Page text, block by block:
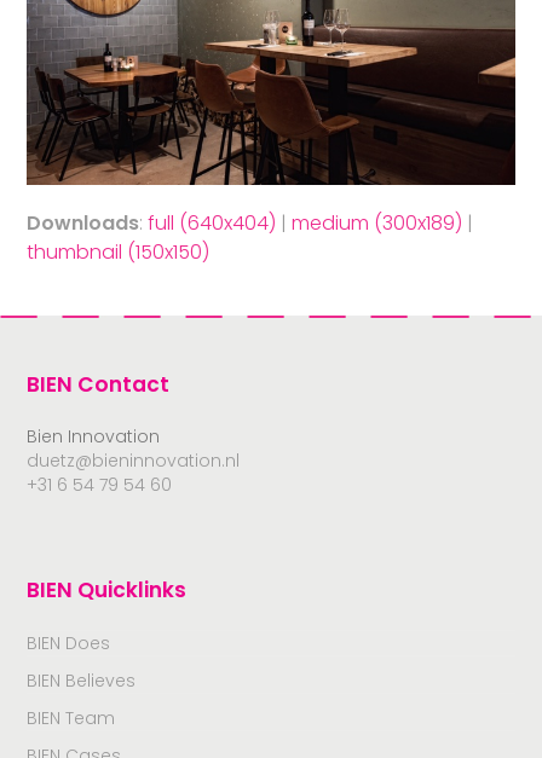
Downloads:full (640x404) |medium (300x189) |
thumbnail (150x150)
BIEN Contact
Bien Innovation
duetz@bieninnovation.nl
+31 6 54 79 54 60
BIEN Quicklinks
BIEN Does
BIEN Believes
BIEN Team